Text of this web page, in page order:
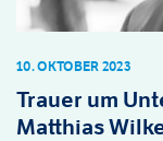
Trauer um
Matthias
10. OKTOBER 2023